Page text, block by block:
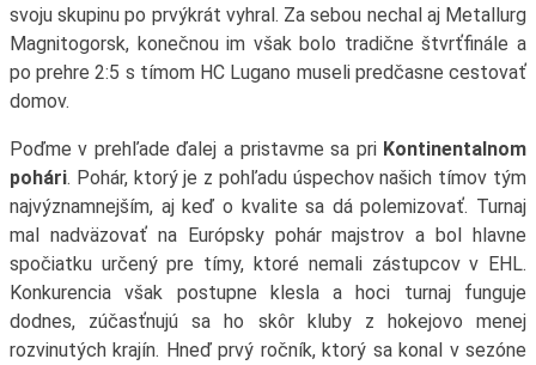
svoju skupinu po prvýkrát vyhral. Za sebou nechal aj Metallurg
Magnitogorsk, konečnou im však bolo tradične štvrťfinále a
po prehre 2:5 s tímom HC Lugano museli predčasne cestovať
domov.
Poďme v prehľade ďalej a pristavme sa pri Kontinentalnom
pohári. Pohár, ktorý je z pohľadu úspechov našich tímov tým
najvýznamnejším, aj keď o kvalite sa dá polemizovať. Turnaj
mal nadväzovať na Európsky pohár majstrov a bol hlavne
spočiatku určený pre tímy, ktoré nemali zástupcov v EHL.
Konkurencia však postupne klesla a hoci turnaj funguje
dodnes, zúčasťnujú sa ho skôr kluby z hokejovo menej
rozvinutých krajín. Hneď prvý ročník, ktorý sa konal v sezóne